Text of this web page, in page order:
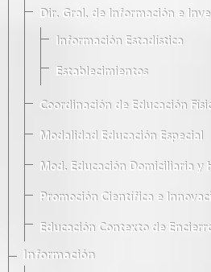
Dir. Gral. de Información e
Información Estadística
Establecimientos
Coordinación de Educación
Modalidad Educación Especial
Mod. Educación Domiciliaria y
Promoción Científica e
Educación Contexto de
Información